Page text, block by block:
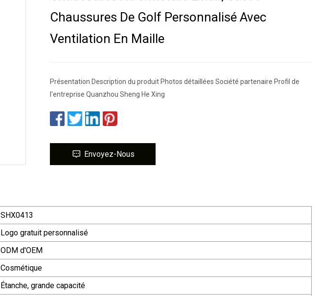
Chaussures De Golf Personnalisé Avec
Ventilation En Maille
Présentation Description du produit Photos détaillées Société partenaire Profil de
l'entreprise Quanzhou Sheng He Xing
Envoyez-Nous
SHX0413
Logo gratuit personnalisé
ODM d'OEM
Cosmétique
Étanche, grande capacité